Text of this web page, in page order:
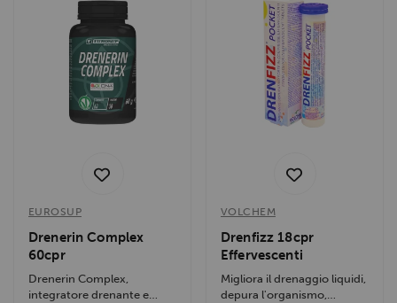
EUROSUP
Drenerin Complex
60cpr
Drenerin Complex,
integratore drenante e
VOLCHEM
Drenfizz 18cpr
Effervescenti
Migliora il drenaggio liquidi,
depura l'organismo,